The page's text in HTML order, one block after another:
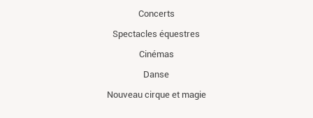
Concerts
Spectacles équestres
Cinémas
Danse
Nouveau cirque et magie